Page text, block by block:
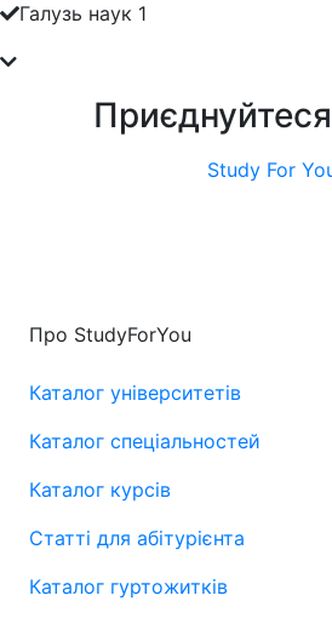
Галузь наук 1
Study For
Про StudyForYou
Каталог університетів
Каталог спеціальностей
Каталог курсів
Статті для абітурієнта
Каталог гуртожитків